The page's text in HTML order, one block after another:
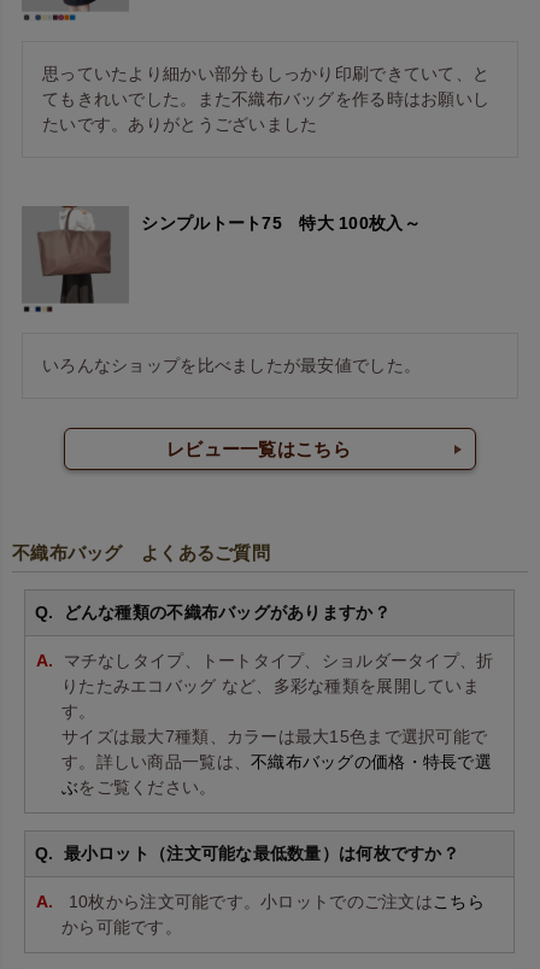
思っていたより細かい部分もしっかり印刷できていて、と
てもきれいでした。また不織布バッグを作る時はお願いし
たいです。ありがとうございました
シンプルトート75 特大 100枚入～
いろんなショップを比べましたが最安値でした。
レビュー一覧はこちら
不織布バッグ よくあるご質問
どんな種類の不織布バッグがありますか？
マチなしタイプ、トートタイプ、ショルダータイプ、折
りたたみエコバッグ など、多彩な種類を展開していま
す。
サイズは最大7種類、カラーは最大15色まで選択可能で
す。詳しい商品一覧は、不織布バッグの価格・特長で選
ぶをご覧ください。
最小ロット（注文可能な最低数量）は何枚ですか？
10枚から注文可能です。小ロットでのご注文は こちら
から可能です。